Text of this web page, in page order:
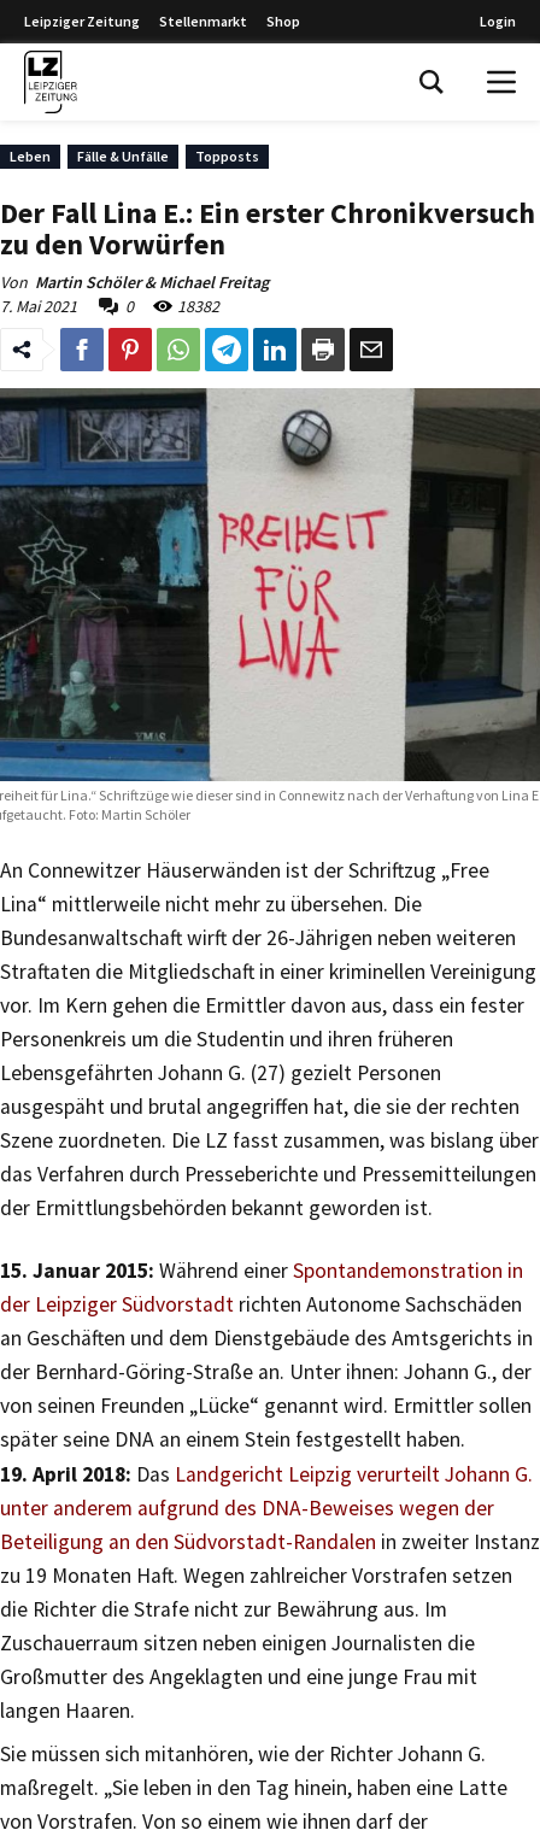
Leipziger Zeitung Stellenmarkt Shop Login
Leben Fälle & Unfälle Topposts
Der Fall Lina E.: Ein erster Chronikversuch
zu den Vorwürfen
Von Martin Schöler & Michael Freitag
7. Mai 2021
0 18382
für Lina.“ Schriftzüge wie dieser sind in Connewitz nach der Verhaftung von Lina
Foto: Martin Schöler
An Connewitzer Häuserwänden ist der Schriftzug „Free
Lina“ mittlerweile nicht mehr zu übersehen. Die
Bundesanwaltschaft wirft der 26-Jährigen neben weiteren
Straftaten die Mitgliedschaft in einer kriminellen Vereinigung
vor. Im Kern gehen die Ermittler davon aus, dass ein fester
Personenkreis um die Studentin und ihren früheren
Lebensgefährten Johann G. (27) gezielt Personen
ausgespäht und brutal angegriffen hat, die sie der rechten
Szene zuordneten. Die LZ fasst zusammen, was bislang über
das Verfahren durch Presseberichte und Pressemitteilungen
der Ermittlungsbehörden bekannt geworden ist.
15. Januar 2015: Während einerSpontandemonstration in
der Leipziger Südvorstadt richten Autonome Sachschäden
an Geschäften und dem Dienstgebäude des Amtsgerichts in
der Bernhard-Göring-Straße an. Unter ihnen: Johann G., der
von seinen Freunden „Lücke“ genannt wird. Ermittler sollen
später seine DNA an einem Stein festgestellt haben.
19. April 2018: Das Landgericht Leipzig verurteilt Johann G.
unter anderem aufgrund des DNA-Beweises wegen der
Beteiligung an den Südvorstadt-Randalen in zweiter Instanz
zu 19 Monaten Haft. Wegen zahlreicher Vorstrafen setzen
die Richter die Strafe nicht zur Bewährung aus. Im
Zuschauerraum sitzen neben einigen Journalisten die
Großmutter des Angeklagten und eine junge Frau mit
langen Haaren.
Sie müssen sich mitanhören, wie der Richter Johann G.
maßregelt. „Sie leben in den Tag hinein, haben eine Latte
von Vorstrafen. Von so einem wie ihnen darf der